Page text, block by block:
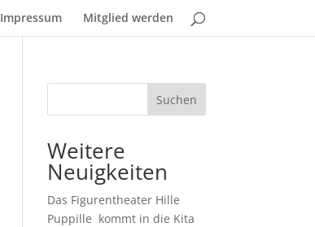
Impressum Mitglied werden
Suchen
Weitere
Neuigkeiten
Das Figurentheater Hille
Puppille kommt in die Kita